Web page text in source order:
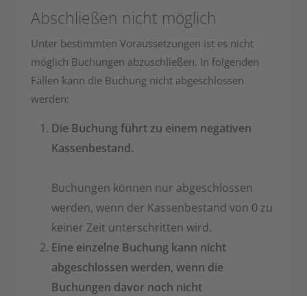
Abschließen nicht möglich
Unter bestimmten Voraussetzungen ist es nicht
möglich Buchungen abzuschließen. In folgenden
Fällen kann die Buchung nicht abgeschlossen
werden:
Die Buchung führt zu einem negativen
Kassenbestand.
Buchungen können nur abgeschlossen
werden, wenn der Kassenbestand von 0 zu
keiner Zeit unterschritten wird.
Eine einzelne Buchung kann nicht
abgeschlossen werden, wenn die
Buchungen davor noch nicht